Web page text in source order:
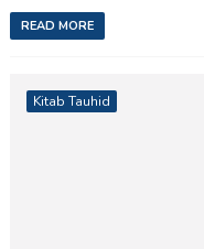
READ MORE
Kitab Tauhid